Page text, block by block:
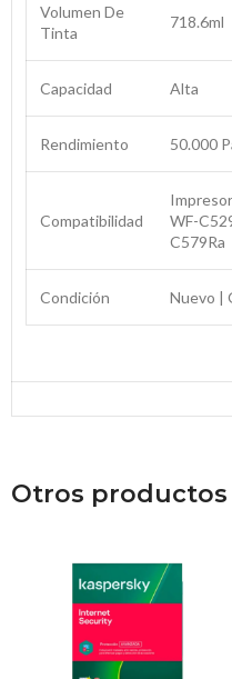
Volumen De
Tinta
718.6ml
Capacidad Alta
Rendimiento 50.000
Compatibilidad
WF-
C579Ra
Condición Nuevo |
Otros productos